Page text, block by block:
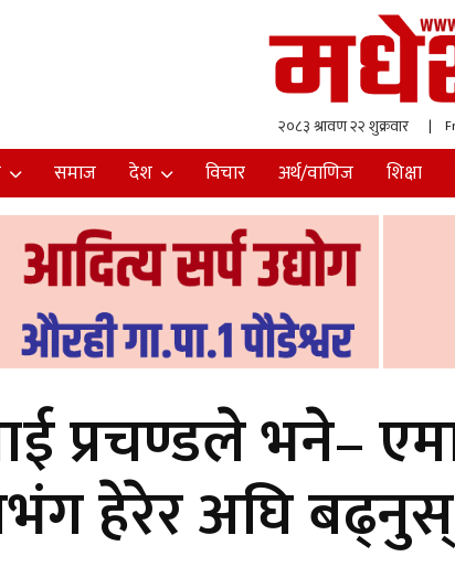
| Fri,
समाज देश विचार अर्थ/वाणिज शिक्षा
प्रचण्डले भने–
हेरेर अघि बढ्नुस्